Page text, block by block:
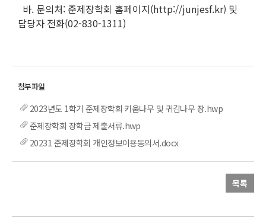
바. 문의처: 준제장학회 홈페이지(http://junjesf.kr) 및
담당자 전화(02-830-1311)
2023년도 1학기 준제장학회 키움나무 및 귀감나무 장.hwp
준제장학회 장학금 제출서류.hwp
20231 준제장학회 개인정보이용동의서.docx
목록